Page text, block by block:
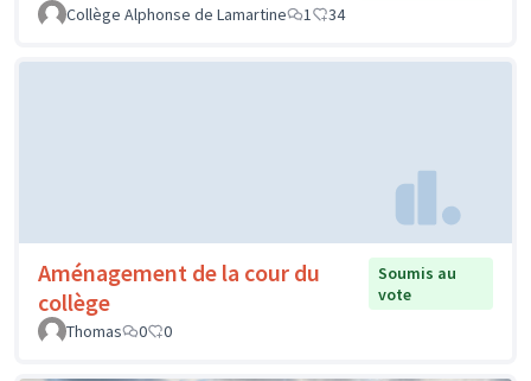
Collège Alphonse de Lamartine
1 34
Aménagement de la cour du
collège
Soumis au
vote
Thomas
0 0